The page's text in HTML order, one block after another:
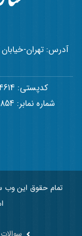
آدرس: تهران-
کدپستی: 1598774614
شماره نمابر: 02188935854
تمام حقوق این وب